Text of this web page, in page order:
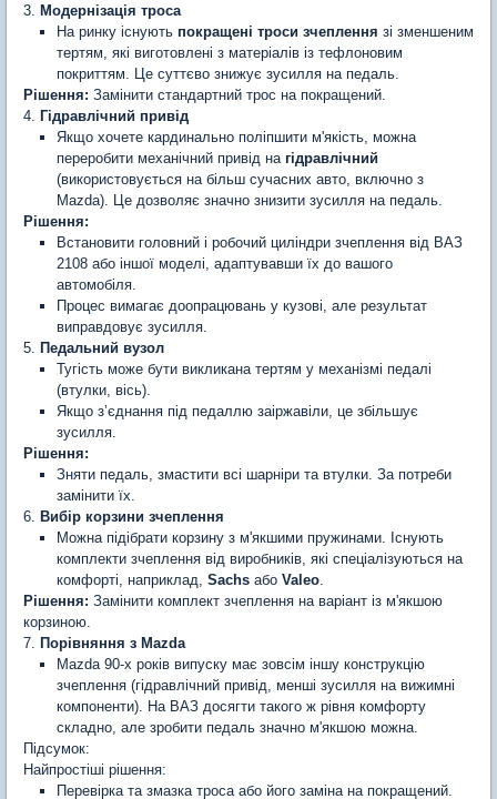
3.
Модернізація троса
На ринку існують покращені троси зчеплення зі зменшеним
тертям, які виготовлені з матеріалів із тефлоновим
покриттям. Це суттєво знижує зусилля на педаль.
Рішення: Замінити стандартний трос на покращений.
4.
Гідравлічний привід
Якщо хочете кардинально поліпшити м'якість, можна
переробити механічний привід на гідравлічний
(використовується на більш сучасних авто, включно з
Mazda). Це дозволяє значно знизити зусилля на педаль.
Рішення:
Встановити головний і робочий циліндри зчеплення від ВАЗ
2108 або іншої моделі, адаптувавши їх до вашого
автомобіля.
Процес вимагає доопрацювань у кузові, але результат
виправдовує зусилля.
5.
Педальний вузол
Тугість може бути викликана тертям у механізмі педалі
(втулки, вісь).
Якщо з’єднання під педаллю заіржавіли, це збільшує
зусилля.
Рішення:
Зняти педаль, змастити всі шарніри та втулки. За потреби
замінити їх.
6.
Вибір корзини зчеплення
Можна підібрати корзину з м'якшими пружинами. Існують
комплекти зчеплення від виробників, які спеціалізуються на
комфорті, наприклад, Sachs або Valeo
Рішення: Замінити комплект зчеплення на варіант із м'якшою
корзиною.
7.
Порівняння з Mazda
Mazda 90-х років випуску має зовсім іншу конструкцію
зчеплення (гідравлічний привід, менші зусилля на вижимні
компоненти). На ВАЗ досягти такого ж рівня комфорту
складно, але зробити педаль значно м'якшою можна.
Підсумок:
Найпростіші рішення:
Перевірка та змазка троса або його заміна на покращений.